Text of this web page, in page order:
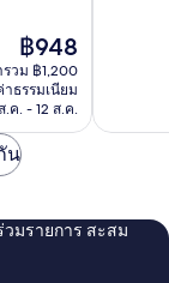
ราคา
ปัจจุบัน
คือ
฿948
฿948
วม ฿1,200
ธรรมเนียม
.ค. - 12 ส.ค.
น
มรายการ สะสม